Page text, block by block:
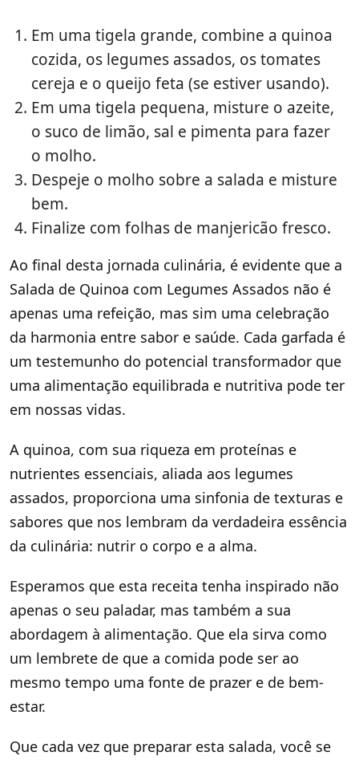
Em uma tigela grande, combine a quinoa
cozida, os legumes assados, os tomates
cereja e o queijo feta (se estiver usando).
Em uma tigela pequena, misture o azeite,
o suco de limão, sal e pimenta para fazer
o molho.
Despeje o molho sobre a salada e misture
bem.
Finalize com folhas de manjericão fresco.
Ao final desta jornada culinária, é evidente que a
Salada de Quinoa com Legumes Assados não é
apenas uma refeição, mas sim uma celebração
da harmonia entre sabor e saúde. Cada garfada é
um testemunho do potencial transformador que
uma alimentação equilibrada e nutritiva pode ter
em nossas vidas.
A quinoa, com sua riqueza em proteínas e
nutrientes essenciais, aliada aos legumes
assados, proporciona uma sinfonia de texturas e
sabores que nos lembram da verdadeira essência
da culinária: nutrir o corpo e a alma.
Esperamos que esta receita tenha inspirado não
apenas o seu paladar, mas também a sua
abordagem à alimentação. Que ela sirva como
um lembrete de que a comida pode ser ao
mesmo tempo uma fonte de prazer e de bem-
estar.
Que cada vez que preparar esta salada, você se